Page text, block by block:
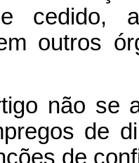
cedido,
outros
não se
de
de